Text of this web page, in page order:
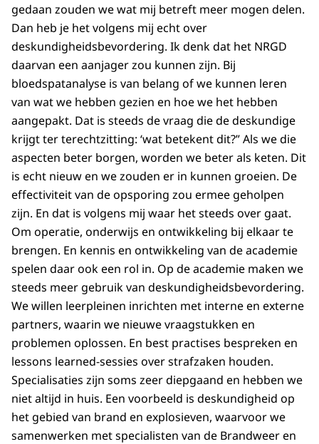
gedaan zouden we wat mij betreft meer mogen delen.
Dan heb je het volgens mij echt over
deskundigheidsbevordering. Ik denk dat het NRGD
daarvan een aanjager zou kunnen zijn. Bij
bloedspatanalyse is van belang of we kunnen leren
van wat we hebben gezien en hoe we het hebben
aangepakt. Dat is steeds de vraag die de deskundige
krijgt ter terechtzitting: ‘wat betekent dit?” Als we die
aspecten beter borgen, worden we beter als keten. Dit
is echt nieuw en we zouden er in kunnen groeien. De
effectiviteit van de opsporing zou ermee geholpen
zijn. En dat is volgens mij waar het steeds over gaat.
Om operatie, onderwijs en ontwikkeling bij elkaar te
brengen. En kennis en ontwikkeling van de academie
spelen daar ook een rol in. Op de academie maken we
steeds meer gebruik van deskundigheidsbevordering.
We willen leerpleinen inrichten met interne en externe
partners, waarin we nieuwe vraagstukken en
problemen oplossen. En best practises bespreken en
lessons learned-sessies over strafzaken houden.
Specialisaties zijn soms zeer diepgaand en hebben we
niet altijd in huis. Een voorbeeld is deskundigheid op
het gebied van brand en explosieven, waarvoor we
samenwerken met specialisten van de Brandweer en